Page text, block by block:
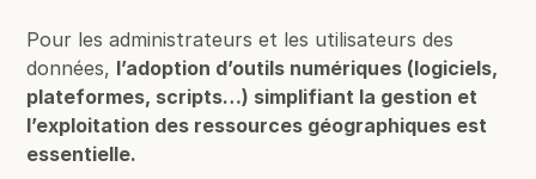
Pour les administrateurs et les utilisateurs des
données, l’adoption d’outils numériques (logiciels,
plateformes, scripts…) simplifiant la gestion et
l’exploitation des ressources géographiques est
essentielle.